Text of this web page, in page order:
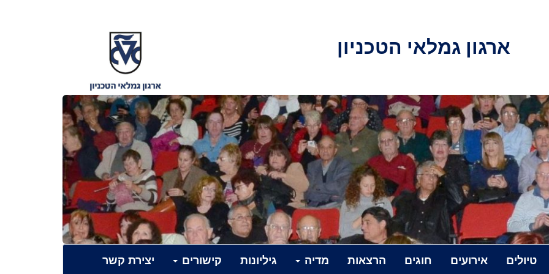
ארגון גמלאי הטכניון
טיולים אירועים חוגים הרצאות מדיה גיליונות קישורים יצירת קשר